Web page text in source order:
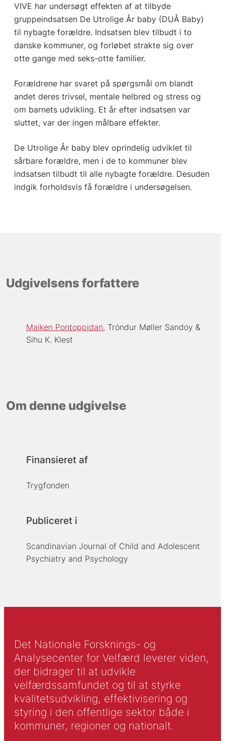
VIVE har undersøgt effekten af at tilbyde
gruppeindsatsen De Utrolige År baby (DUÅ Baby)
til nybagte forældre. Indsatsen blev tilbudt i to
danske kommuner, og forløbet strakte sig over
otte gange med seks-otte familier.
Forældrene har svaret på spørgsmål om blandt
andet deres trivsel, mentale helbred og stress og
om barnets udvikling. Et år efter indsatsen var
sluttet, var der ingen målbare effekter.
De Utrolige År baby blev oprindelig udviklet til
sårbare forældre, men i de to kommuner blev
indsatsen tilbudt til alle nybagte forældre. Desuden
indgik forholdsvis få forældre i undersøgelsen.
Udgivelsens forfattere
Maiken Pontoppidan Tróndur Møller Sandoy
Sihu K. Klest
Om denne udgivelse
Finansieret af
Trygfonden
Publiceret i
Scandinavian Journal of Child and Adolescent
Psychiatry and Psychology
Det Nationale Forsknings- og
Analysecenter for Velfærd leverer viden,
der bidrager til at udvikle
velfærdssamfundet og til at styrke
kvalitetsudvikling, effektivisering og
styring i den offentlige sektor både i
kommuner, regioner og nationalt.